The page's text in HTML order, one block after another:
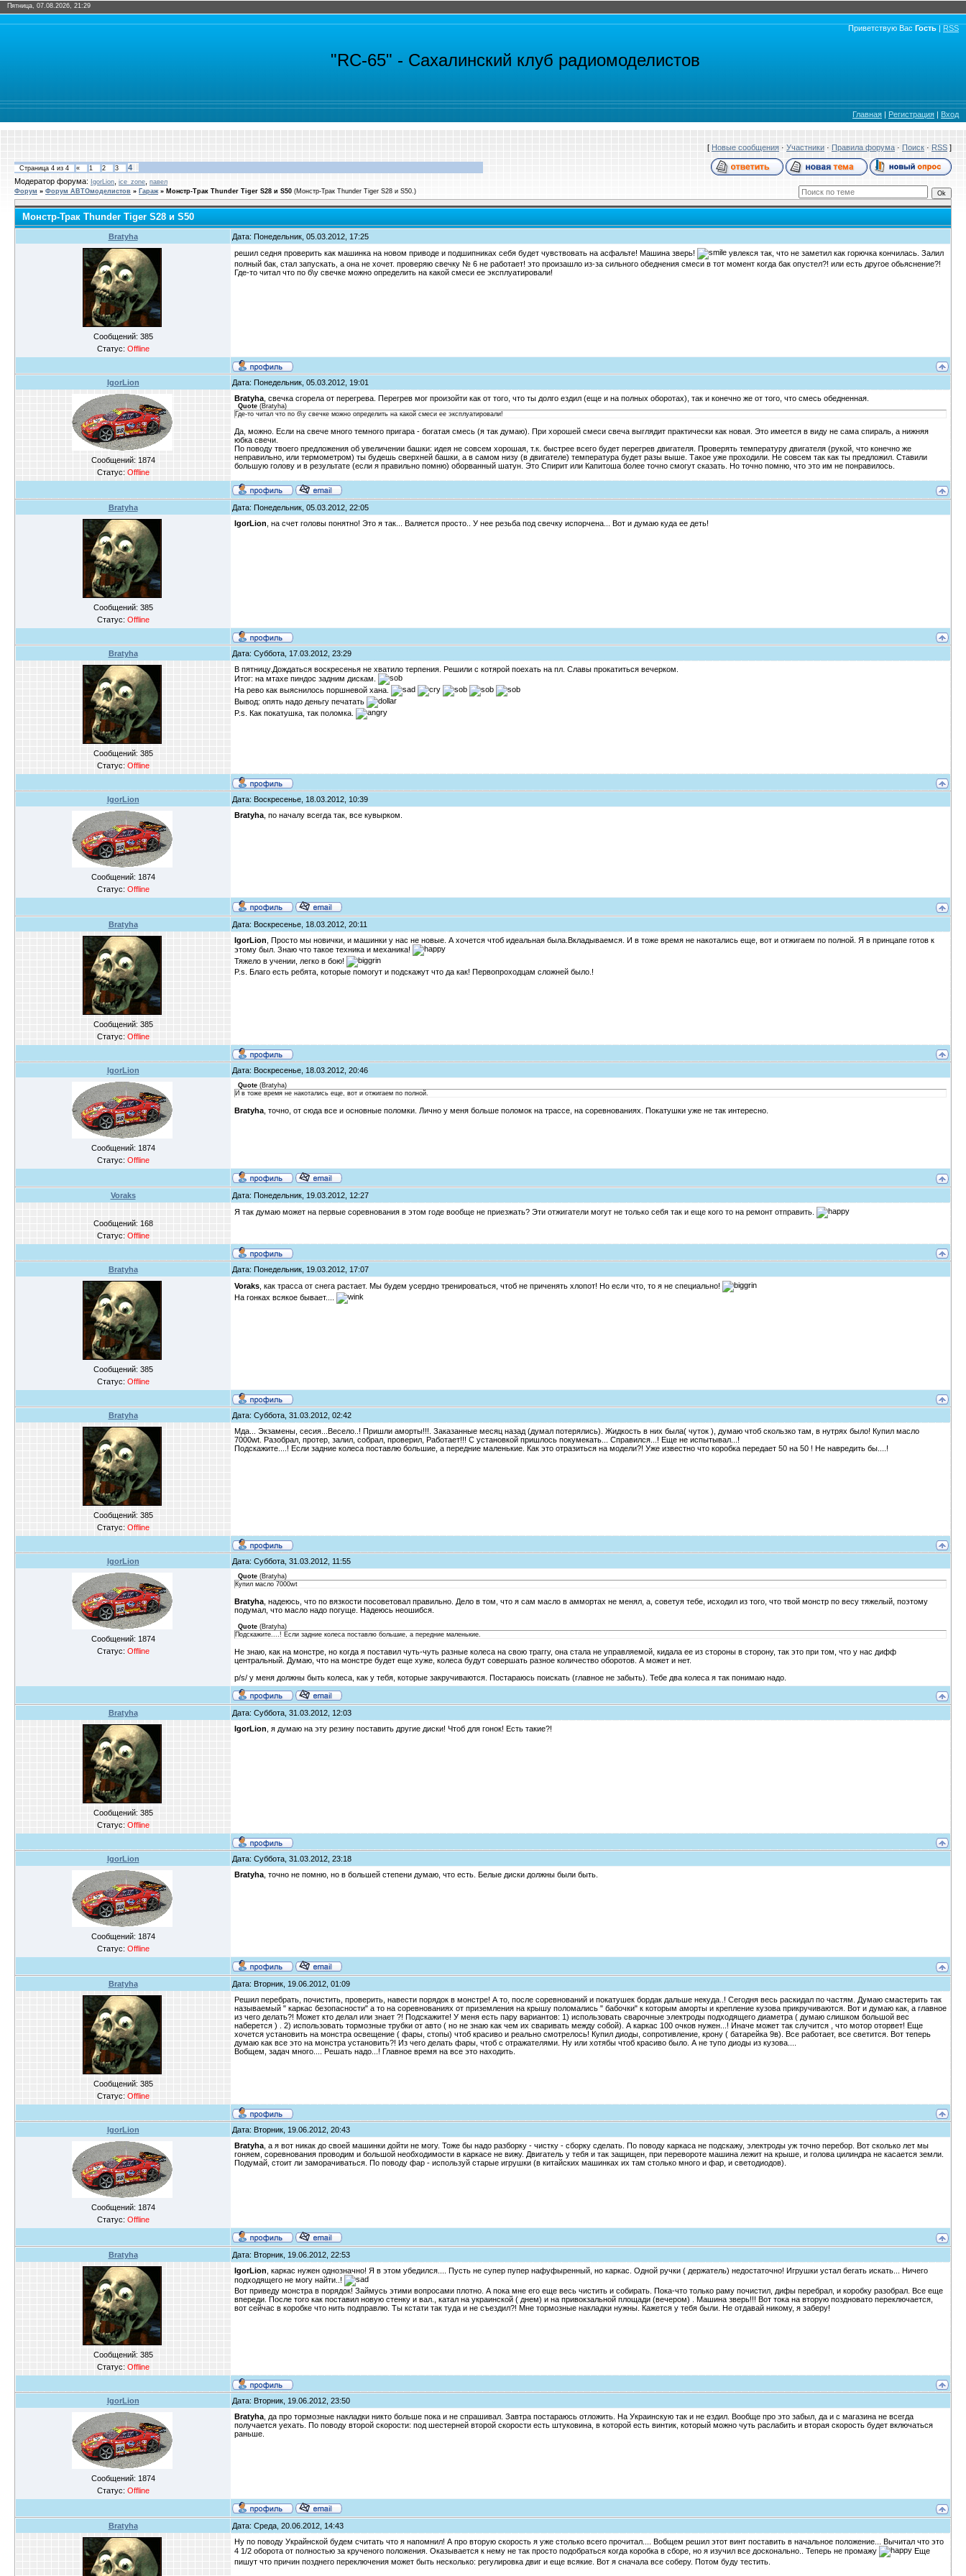
Пятница, 07.08.2026, 21:29
Приветствую Вас Гость | RSS
"RC-65" - Сахалинский клуб радиомоделистов
Главная | Регистрация | Вход
[ Новые сообщения · Участники · Правила форума · Поиск · RSS ]
Страница 4 из 4 « 1 2 3
4
Модератор форума:
IgorLion ice_zone павел
Форум » Форум АВТОмоделистов » Гараж » Монстр-Трак Thunder Tiger S28 и S50 (Монстр-Трак Thunder Tiger S28 и S50.)
Монстр-Трак Thunder Tiger S28 и S50
Bratyha Дата: Понедельник, 05.03.2012, 17:25
Сообщений: 385
Статус: Offline
решил седня проверить как машинка на новом приводе и подшипниках себя будет чувствовать на асфальте! Машина зверь!
увлекся так, что не заметил как горючка кончилась. Залил
полный бак, стал запускать, а она не хочет. проверяю свечку № 6 не работает! это произашло из-за сильного обеднения смеси в тот момент когда бак опустел?! или есть другое обьяснение?!
Где-то читал что по б\у свечке можно определить на какой смеси ее эксплуатировали!
IgorLion Дата: Понедельник, 05.03.2012, 19:01
Сообщений: 1874
Статус: Offline
Bratyha , свечка сгорела от перегрева. Перегрев мог произойти как от того, что ты долго ездил (еще и на полных оборотах), так и конечно же от того, что смесь обедненная.
Quote (Bratyha)
Где-то читал что по б\у свечке можно определить на какой смеси ее эксплуатировали!
Да, можно. Если на свече много темного пригара - богатая смесь (я так думаю). При хорошей смеси свеча выглядит практически как новая. Это имеется в виду не сама спираль, а нижняя
юбка свечи.
По поводу твоего предложения об увеличении башки: идея не совсем хорошая, т.к. быстрее всего будет перегрев двигателя. Проверять температуру двигателя (рукой, что конечно же
неправильно, или термометром) ты будешь сверхней башки, а в самом низу (в двигателе) температура будет разы выше. Такое уже проходили. Не совсем так как ты предложил. Ставили
большую голову и в результате (если я правильно помню) оборванный шатун. Это Спирит или Капитоша более точно смогут сказать. Но точно помню, что это им не понравилось.
Bratyha Дата: Понедельник, 05.03.2012, 22:05
Сообщений: 385
Статус: Offline
IgorLion , на счет головы понятно! Это я так... Валяется просто.. У нее резьба под свечку испорчена... Вот и думаю куда ее деть!
Bratyha Дата: Суббота, 17.03.2012, 23:29
Сообщений: 385
Статус: Offline
В пятницу.Дождаться воскресенья не хватило терпения. Решили с котярой поехать на пл. Славы прокатиться вечерком.
Итог: на мтахе пиндос задним дискам.
На рево как выяснилось поршневой хана.
Вывод: опять надо деньгу печатать
P.s. Как покатушка, так поломка.
IgorLion Дата: Воскресенье, 18.03.2012, 10:39
Сообщений: 1874
Статус: Offline
Bratyha , по началу всегда так, все кувырком.
Bratyha Дата: Воскресенье, 18.03.2012, 20:11
Сообщений: 385
Статус: Offline
IgorLion , Просто мы новички, и машинки у нас не новые. А хочется чтоб идеальная была.Вкладываемся. И в тоже время не накотались еще, вот и отжигаем по полной. Я в принцапе готов к
этому был. Знаю что такое техника и механика!
Тяжело в учении, легко в бою!
P.s. Благо есть ребята, которые помогут и подскажут что да как! Первопроходцам сложней было.!
IgorLion Дата: Воскресенье, 18.03.2012, 20:46
Сообщений: 1874
Статус: Offline
Quote (Bratyha)
И в тоже время не накотались еще, вот и отжигаем по полной.
Bratyha , точно, от сюда все и основные поломки. Лично у меня больше поломок на трассе, на соревнованиях. Покатушки уже не так интересно.
Voraks Дата: Понедельник, 19.03.2012, 12:27
Сообщений: 168
Статус: Offline
Я так думаю может на первые соревнования в этом годе вообще не приезжать? Эти отжигатели могут не только себя так и еще кого то на ремонт отправить.
Bratyha Дата: Понедельник, 19.03.2012, 17:07
Сообщений: 385
Статус: Offline
Voraks , как трасса от снега растает. Мы будем усердно тренироваться, чтоб не приченять хлопот! Но если что, то я не специально!
На гонках всякое бывает....
Bratyha Дата: Суббота, 31.03.2012, 02:42
Сообщений: 385
Статус: Offline
Мда... Экзамены, сесия...Весело..! Пришли аморты!!!. Заказанные месяц назад (думал потерялись). Жидкость в них была( чуток ), думаю чтоб скользко там, в нутрях было! Купил масло
7000wt. Разобрал, протер, залил, собрал, проверил, Работает!!! С установкой пришлось покумекать... Справился...! Еще не испытывал...!
Подскажите....! Если задние колеса поставлю большие, а передние маленькие. Как это отразиться на модели?! Уже известно что коробка передает 50 на 50 ! Не навредить бы....!
IgorLion Дата: Суббота, 31.03.2012, 11:55
Сообщений: 1874
Статус: Offline
Quote (Bratyha)
Купил масло 7000wt
Bratyha , надеюсь, что по вязкости посоветовал правильно. Дело в том, что я сам масло в аммортах не менял, а, советуя тебе, исходил из того, что твой монстр по весу тяжелый, поэтому
подумал, что масло надо погуще. Надеюсь неошибся.
Quote (Bratyha)
Подскажите....! Если задние колеса поставлю большие, а передние маленькие.
Не знаю, как на монстре, но когда я поставил чуть-чуть разные колеса на свою траггу, она стала не управляемой, кидала ее из стороны в сторону, так это при том, что у нас дифф
центральный. Думаю, что на монстре будет еще хуже, колеса будут совершать разное количество оборотов. А может и нет.
p/s/ у меня должны быть колеса, как у тебя, которые закручиваются. Постараюсь поискать (главное не забыть). Тебе два колеса я так понимаю надо.
Bratyha Дата: Суббота, 31.03.2012, 12:03
Сообщений: 385
Статус: Offline
IgorLion , я думаю на эту резину поставить другие диски! Чтоб для гонок! Есть такие?!
IgorLion Дата: Суббота, 31.03.2012, 23:18
Сообщений: 1874
Статус: Offline
Bratyha , точно не помню, но в большей степени думаю, что есть. Белые диски должны были быть.
Bratyha Дата: Вторник, 19.06.2012, 01:09
Сообщений: 385
Статус: Offline
Решил перебрать, почистить, проверить, навести порядок в монстре! А то, после соревнований и покатушек бордак дальше некуда..! Сегодня весь раскидал по частям. Думаю смастерить так
называемый " каркас безопасности" а то на соревнованиях от приземления на крышу поломались " бабочки" к которым аморты и крепление кузова прикручиваются. Вот и думаю как, а главное
из чего делать?! Может кто делал или знает ?! Подскажите! У меня есть пару вариантов: 1) использовать сварочные электроды подходящего диаметра ( думаю слишком большой вес
наберется ) . 2) использовать тормозные трубки от авто ( но не знаю как чем их сваривать между собой). А каркас 100 очков нужен...! Иначе может так случится , что мотор оторвет! Еще
хочется установить на монстра освещение ( фары, стопы) чтоб красиво и реально смотрелось! Купил диоды, сопротивление, крону ( батарейка 9в). Все работает, все светится. Вот теперь
думаю как все это на монстра установить?! Из чего делать фары, чтоб с отражателями. Ну или хотябы чтоб красиво было. А не тупо диоды из кузова....
Вобщем, задач много.... Решать надо...! Главное время на все это находить.
IgorLion Дата: Вторник, 19.06.2012, 20:43
Сообщений: 1874
Статус: Offline
Bratyha , а я вот никак до своей машинки дойти не могу. Тоже бы надо разборку - чистку - сборку сделать. По поводу каркаса не подскажу, электроды уж точно перебор. Вот сколько лет мы
гоняем, соревнования проводим и большой необходимости в каркасе не вижу. Двигатель у тебя и так защищен, при перевороте машина лежит на крыше, и голова цилиндра не касается земли.
Подумай, стоит ли заморачиваться. По поводу фар - используй старые игрушки (в китайских машинках их там столько много и фар, и светодиодов).
Bratyha Дата: Вторник, 19.06.2012, 22:53
Сообщений: 385
Статус: Offline
IgorLion , каркас нужен однозначно! Я в этом убедился.... Пусть не супер пупер нафуфыренный, но каркас. Одной ручки ( держатель) недостаточно! Игрушки устал бегать искать... Ничего
подходящего не могу найти..!
Вот приведу монстра в порядок! Займусь этими вопросами плотно. А пока мне его еще весь чистить и собирать. Пока-что только раму почистил, дифы перебрал, и коробку разобрал. Все еще
впереди. После того как поставил новую стенку и вал., катал на украинской ( днем) и на привокзальной площади (вечером) . Машина зверь!!! Вот тока на вторую поздновато переключается,
вот сейчас в коробке что нить подправлю. Ты кстати так туда и не съездил?! Мне тормозные накладки нужны. Кажется у тебя были. Не отдавай никому, я заберу!
IgorLion Дата: Вторник, 19.06.2012, 23:50
Сообщений: 1874
Статус: Offline
Bratyha , да про тормозные накладки никто больше пока и не спрашивал. Завтра постараюсь отложить. На Украинскую так и не ездил. Вообще про это забыл, да и с магазина не всегда
получается уехать. По поводу второй скорости: под шестерней второй скорости есть штуковина, в которой есть винтик, который можно чуть раслабить и вторая скорость будет включаться
раньше.
Bratyha
Дата: Среда, 20.06.2012, 14:43
Ну по поводу Украйнской будем считать что я напомнил! А про вторую скорость я уже столько всего прочитал.... Вобщем решил этот винт поставить в начальное положение... Вычитал что это
4 1/2 оборота от полностью за крученого положения. Оказывается к нему не так просто подобраться когда коробка в сборе, но я изучил все досконально.. Теперь не промажу
Еще
пишут что причин позднего переключения может быть несколько: регулировка двиг и еще всякие. Вот я сначала все соберу. Потом буду тестить.